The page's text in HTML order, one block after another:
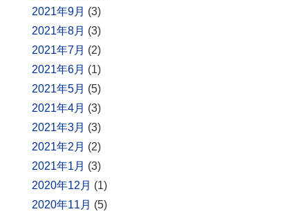
2021年9月 (3)
2021年8月 (3)
2021年7月 (2)
2021年6月 (1)
2021年5月 (5)
2021年4月 (3)
2021年3月 (3)
2021年2月 (2)
2021年1月 (3)
2020年12月 (1)
2020年11月 (5)